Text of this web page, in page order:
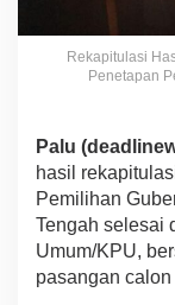
Rekapitulasi
Penetapan
Palu
hasil
Pemilihan
Tengah selesai
Umum/KPU,
pasangan calon